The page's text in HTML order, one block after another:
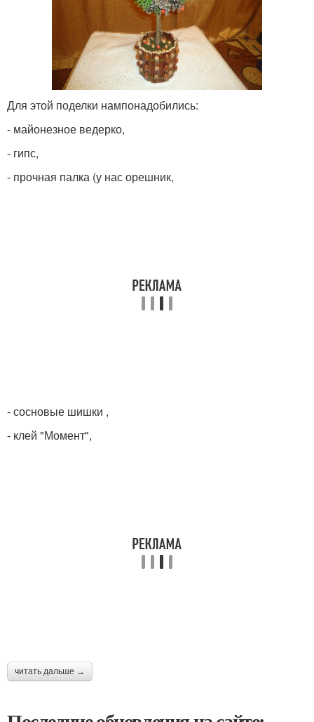
Для этой поделки нампонадобились:
- майонезное ведерко,
- гипс,
- прочная палка (у нас орешник,
- сосновые шишки ,
- клей "Момент",
читать дальше →